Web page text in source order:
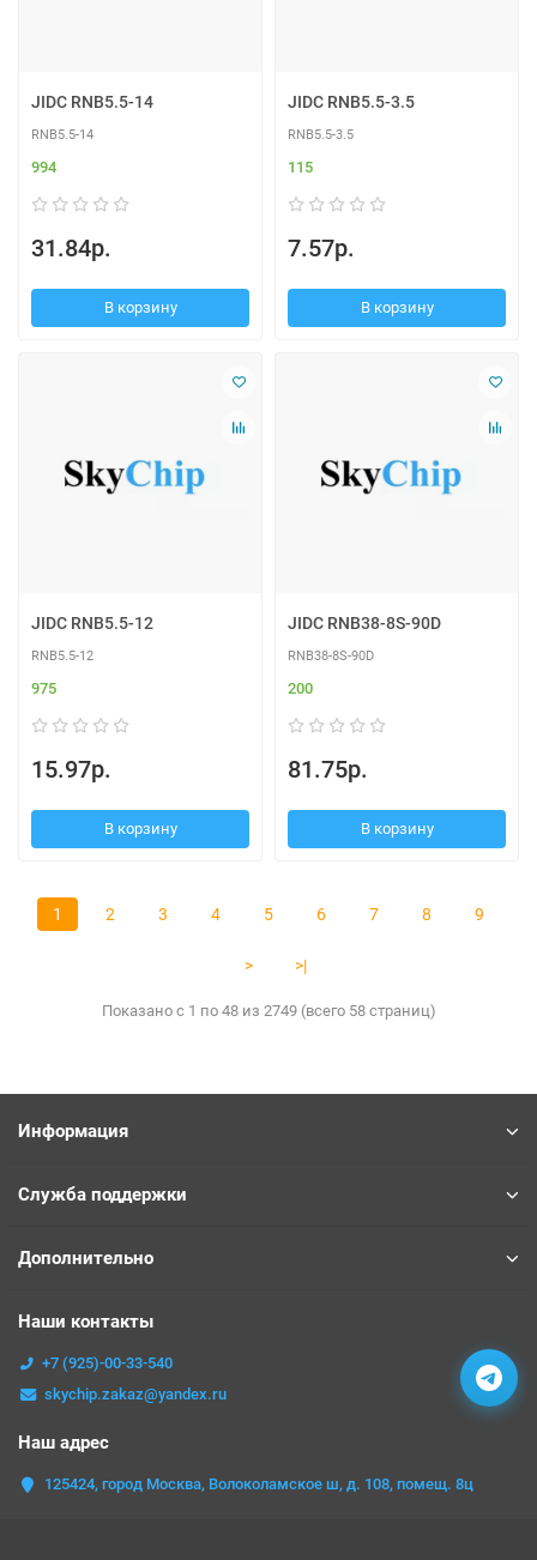
JIDC RNB5.5-14
RNB5.5-14
994
31.84р.
В корзину
JIDC RNB5.5-3.5
RNB5.5-3.5
115
7.57р.
В корзину
JIDC RNB5.5-12
RNB5.5-12
975
15.97р.
В корзину
JIDC RNB38-8S-90D
RNB38-8S-90D
200
81.75р.
В корзину
1 2 3 4 5 6 7 8 9
> >|
Показано с 1 по 48 из 2749 (всего 58 страниц)
Информация
Служба поддержки
Дополнительно
Наши контакты
+7 (925)-00-33-540
skychip.zakaz@yandex.ru
Наш адрес
125424, город Москва, Волоколамское ш, д. 108, помещ. 8ц